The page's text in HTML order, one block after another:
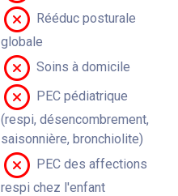
Rééduc posturale
globale
Soins à domicile
PEC pédiatrique
(respi, désencombrement,
saisonnière, bronchiolite)
PEC des affections
respi chez l'enfant